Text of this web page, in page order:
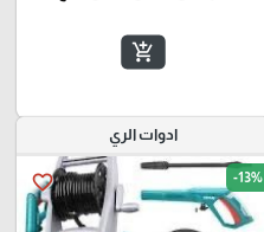
add_shopping_cart
ادوات الري
favorite_border -13%